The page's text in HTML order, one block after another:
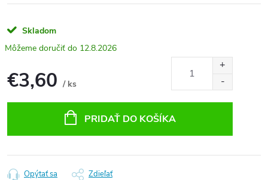
Skladom
12.8.2026
€3,60 / ks
PRIDAŤ DO KOŠÍKA
Opýtať sa Zdieľať